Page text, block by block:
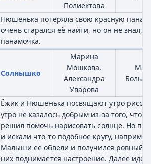
Полиектова
Нюшенька потеряла свою красную
очень старался её найти, но он не знал,
панамочка.
Солнышко
Марина
Мошкова,
Александра
Уварова
Ёжик и Нюшенька посвящают утро
утро не казалось добрым из-за того, что
решил помочь нарисовать солнце. Но
и искали что-то подобное кругу,
Малыши её обвели и получился ровный
них поднимается настроение. Далее идёт